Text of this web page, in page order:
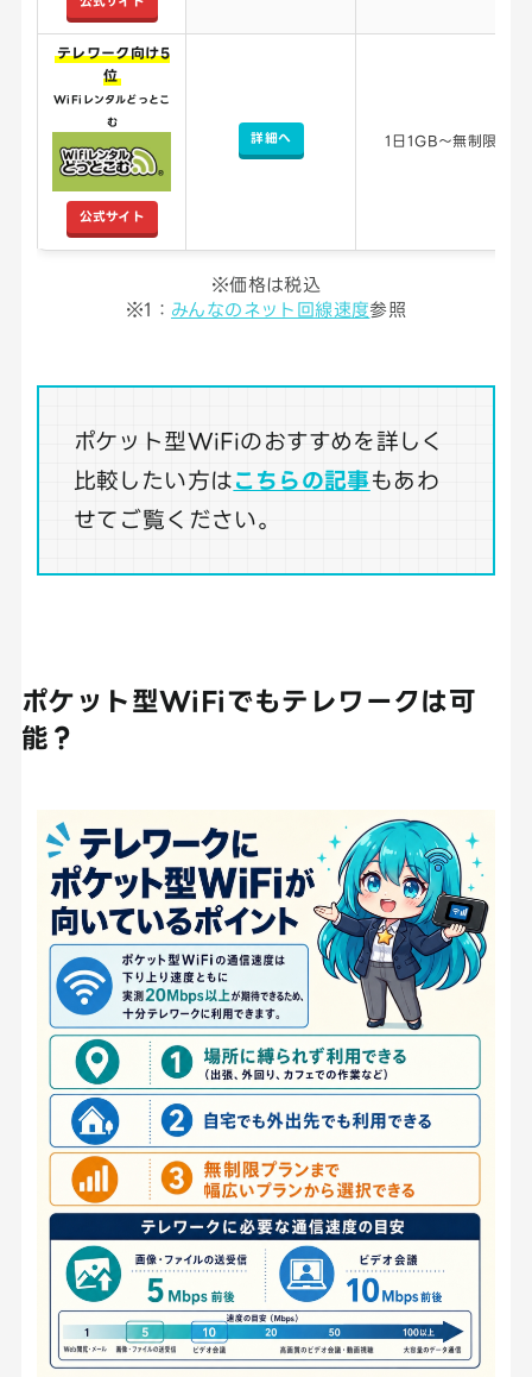
テレワーク向け5
位
WiFiレンタルどっとこ
む
公式サイト
詳細へ 1日1GB～無制限
※価格は税込
※1： みんなのネット回線速度参照
ポケット型WiFiのおすすめを詳しく
比較したい方はこちらの記事もあわ
せてご覧ください。
ポケット型WiFiでもテレワークは可
能？